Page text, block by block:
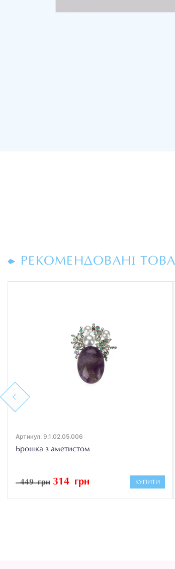
РЕКОМЕНДОВАНІ
Previous
Артикул: 9.1.02.05.006
Брошка з аметистом
449 грн 314 грн КУПИТИ